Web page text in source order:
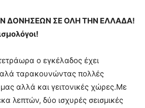
ΔΟΝΗΣΕΩΝ ΣΕ ΟΛΗ ΤΗΝ ΕΛΛΑΔΑ!
ο εγκέλαδος έχει
ταρακουνώντας πολλές
αλλά και γειτονικές χώρες.Με
λεπτών, δύο ισχυρές σεισμικές